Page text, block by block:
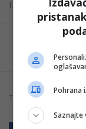
Izvor: Bug.hr
Možete
TAGOVI:
Pohrana
Saznajte